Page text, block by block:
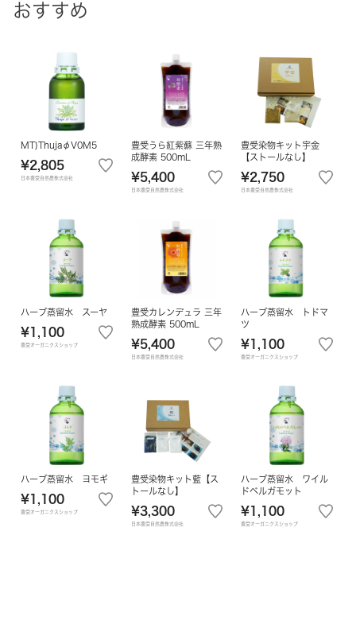
おすすめ
MT)ThujaφV0M5
¥2,805
日本豊受自然農株式会社
豊受うら紅紫蘇 三年熟
成酵素 500mL
¥5,400
日本豊受自然農株式会社
豊受染物キット宇金
【ストールなし】
¥2,750
日本豊受自然農株式会社
ハーブ蒸留水 スーヤ
¥1,100
豊受オーガニクスショップ
豊受カレンデュラ 三年
熟成酵素 500mL
¥5,400
日本豊受自然農株式会社
ハーブ蒸留水 トドマ
ツ
¥1,100
豊受オーガニクスショップ
ハーブ蒸留水 ヨモギ
¥1,100
豊受オーガニクスショップ
豊受染物キット藍【ス
トールなし】
¥3,300
日本豊受自然農株式会社
ハーブ蒸留水 ワイル
ドベルガモット
¥1,100
豊受オーガニクスショップ